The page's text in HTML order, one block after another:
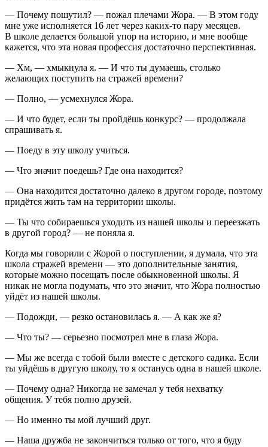
— Почему пошутил? — пожал плечами Жора. — В этом году
мне уже исполняется 16 лет через каких-то пару месяцев.
В школе делается большой упор на историю, и мне вообще
кажется, что эта новая профессия достаточно перспективная.
— Хм, — хмыкнула я. — И что ты думаешь, столько
желающих поступить на стражей времени?
— Полно, — усмехнулся Жора.
— И что будет, если ты пройдёшь конкурс? — продолжала
спрашивать я.
— Поеду в эту школу учиться.
— Что значит поедешь? Где она находится?
— Она находится достаточно далеко в другом городе, поэтому
придётся жить там на территории школы.
— Ты что собираешься уходить из нашей школы и переезжать
в другой город? — не поняла я.
Когда мы говорили с Жорой о поступлении, я думала, что эта
школа стражей времени — это дополнительные занятия,
которые можно посещать после обыкновенной школы. Я
никак не могла подумать, что это значит, что Жора полностью
уйдёт из нашей школы.
— Подожди, — резко остановилась я. — А как же я?
— Что ты? — серьезно посмотрел мне в глаза Жора.
— Мы же всегда с тобой были вместе с детского садика. Если
ты уйдёшь в другую школу, то я останусь одна в нашей школе.
— Почему одна? Никогда не замечал у тебя нехватку
общения. У тебя полно друзей.
— Но именно ты мой лучший друг.
— Наша дружба не закончиться только от того, что я буду